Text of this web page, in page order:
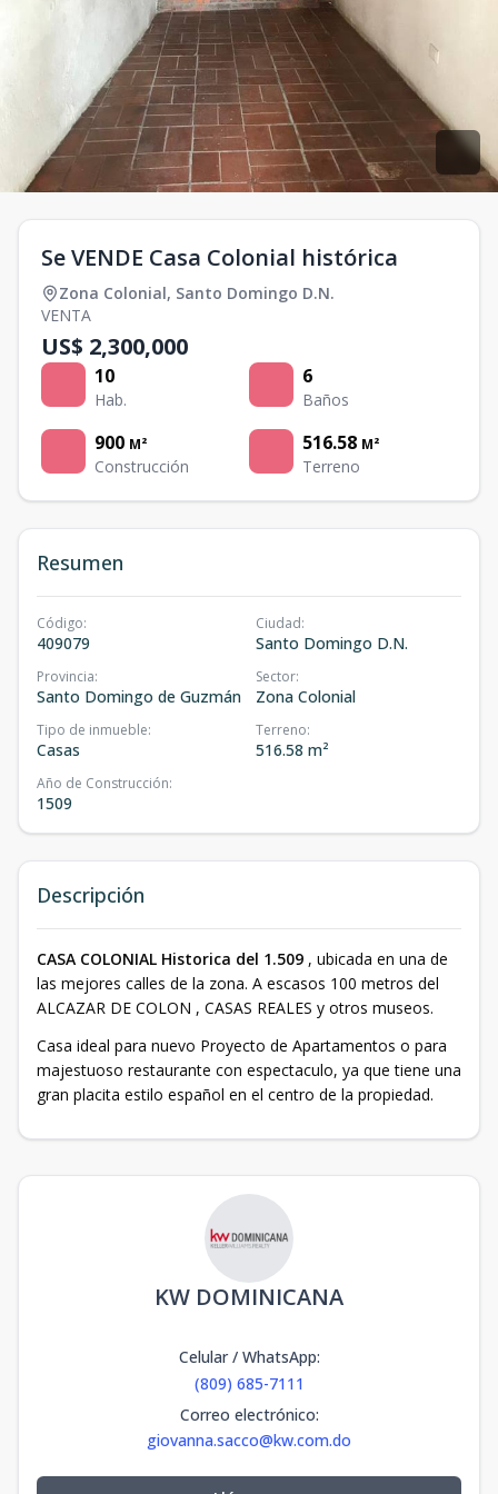
Se VENDE Casa Colonial histórica
Zona Colonial, Santo Domingo D.N.
VENTA
US$ 2,300,000
10
Hab.
6
Baños
900 M²
Construcción
516.58 M²
Terreno
Resumen
Código:
409079
Ciudad:
Santo Domingo D.N.
Provincia:
Santo Domingo de Guzmán
Sector:
Zona Colonial
Tipo de inmueble:
Casas
Terreno:
516.58 m²
Año de Construcción:
1509
Descripción
CASA COLONIAL Historica del 1.509 , ubicada en una de
las mejores calles de la zona. A escasos 100 metros del
ALCAZAR DE COLON , CASAS REALES y otros museos.
Casa ideal para nuevo Proyecto de Apartamentos o para
majestuoso restaurante con espectaculo, ya que tiene una
gran placita estilo español en el centro de la propiedad.
KW DOMINICANA
Celular / WhatsApp:
(809) 685-7111
Correo electrónico:
giovanna.sacco@kw.com.do